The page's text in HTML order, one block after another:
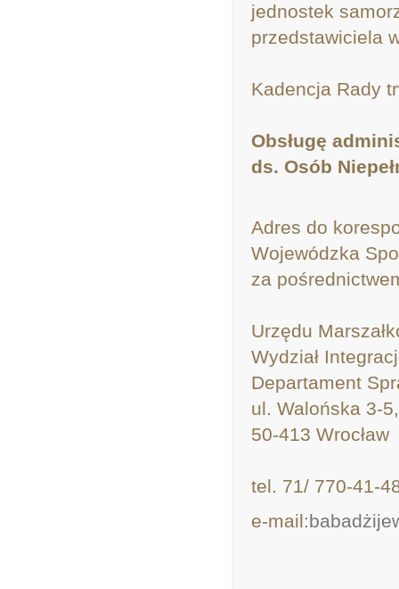
jednostek
przedstawiciela
Kadencja Rady
Obsługę
ds. Osób
Adres do
Wojewódzka
za
Urzędu
Wydział
Departament
ul. Walońska 3-
50-413 Wrocław
tel. 71/ 770-41-
e-mail: